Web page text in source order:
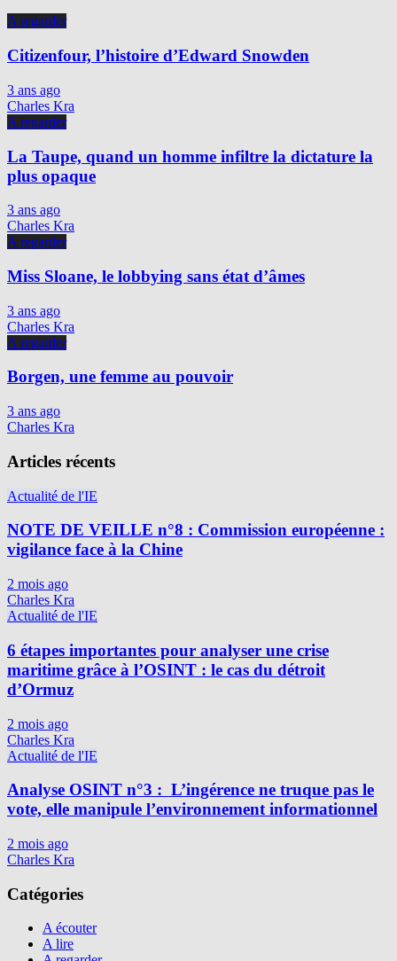
A regarder
Citizenfour, l’histoire d’Edward Snowden
3 ans ago
Charles Kra
A regarder
La Taupe, quand un homme infiltre la dictature la
plus opaque
3 ans ago
Charles Kra
A regarder
Miss Sloane, le lobbying sans état d’âmes
3 ans ago
Charles Kra
A regarder
Borgen, une femme au pouvoir
3 ans ago
Charles Kra
Articles récents
Actualité de l'IE
NOTE DE VEILLE n°8 : Commission européenne :
vigilance face à la Chine
2 mois ago
Charles Kra
Actualité de l'IE
6 étapes importantes pour analyser une crise
maritime grâce à l’OSINT : le cas du détroit
d’Ormuz
2 mois ago
Charles Kra
Actualité de l'IE
Analyse OSINT n°3 : L’ingérence ne truque pas le
vote, elle manipule l’environnement informationnel
2 mois ago
Charles Kra
Catégories
A écouter
A lire